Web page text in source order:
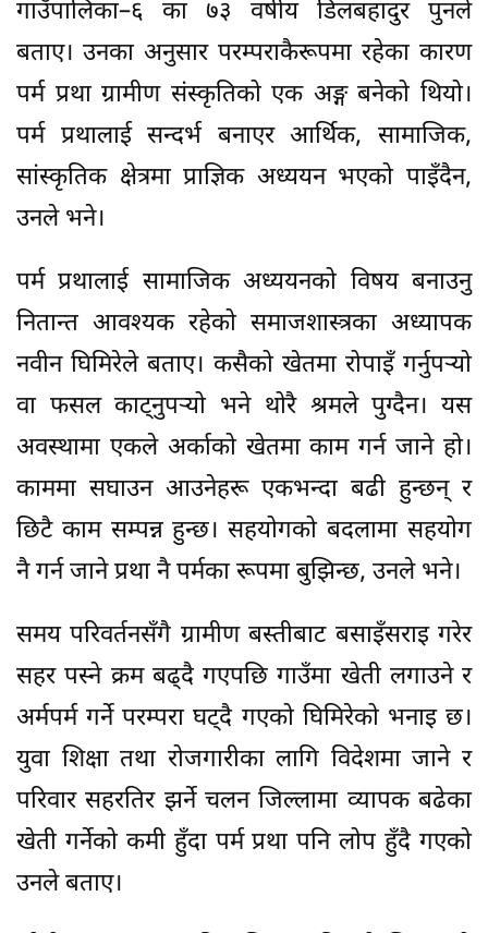
गाउँपालिका–६ का ७३ वर्षीय डिलबहादुर पुनले
बताए। उनका अनुसार परम्पराकैरूपमा रहेका कारण
पर्म प्रथा ग्रामीण संस्कृतिको एक अङ्ग बनेको थियो।
पर्म प्रथालाई सन्दर्भ बनाएर आर्थिक, सामाजिक,
सांस्कृतिक क्षेत्रमा प्राज्ञिक अध्ययन भएको पाइँदैन,
उनले भने।
पर्म प्रथालाई सामाजिक अध्ययनको विषय बनाउनु
नितान्त आवश्यक रहेको समाजशास्त्रका अध्यापक
नवीन घिमिरेले बताए। कसैको खेतमा रोपाइँ गर्नुपर्‍यो
वा फसल काट्नुपर्‍यो भने थोरै श्रमले पुग्दैन। यस
अवस्थामा एकले अर्काको खेतमा काम गर्न जाने हो।
काममा सघाउन आउनेहरू एकभन्दा बढी हुन्छन् र
छिटै काम सम्पन्न हुन्छ। सहयोगको बदलामा सहयोग
नै गर्न जाने प्रथा नै पर्मका रूपमा बुझिन्छ, उनले भने।
समय परिवर्तनसँगै ग्रामीण बस्तीबाट बसाइँसराइ गरेर
सहर पस्ने क्रम बढ्दै गएपछि गाउँमा खेती लगाउने र
अर्मपर्म गर्ने परम्परा घट्दै गएको घिमिरेको भनाइ छ।
युवा शिक्षा तथा रोजगारीका लागि विदेशमा जाने र
परिवार सहरतिर झर्ने चलन जिल्लामा व्यापक बढेका
खेती गर्नेको कमी हुँदा पर्म प्रथा पनि लोप हुँदै गएको
उनले बताए।